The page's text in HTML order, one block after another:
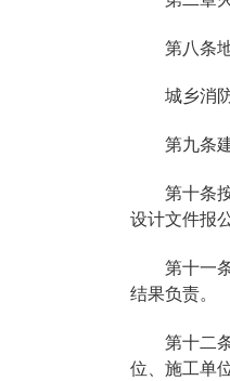
第八条
城乡消
第九条
第十条
设计文件报
第十一
结果负责。
第十二
位、施工单